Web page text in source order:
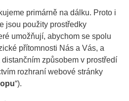
primárně na dálku. Proto i
jsou použity prostředky
umožňují, abychom se spolu
přítomnosti Nás a Vás, a
způsobem v prostředí
rozhraní webové stránky
“).